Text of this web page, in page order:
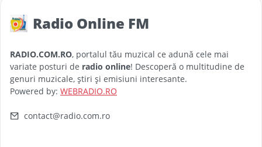
Radio Online FM
RADIO.COM.RO, portalul tău muzical ce adună cele mai
variate posturi de radio online! Descoperă o multitudine de
genuri muzicale, știri și emisiuni interesante.
Powered by: WEBRADIO.RO
contact@radio.com.ro